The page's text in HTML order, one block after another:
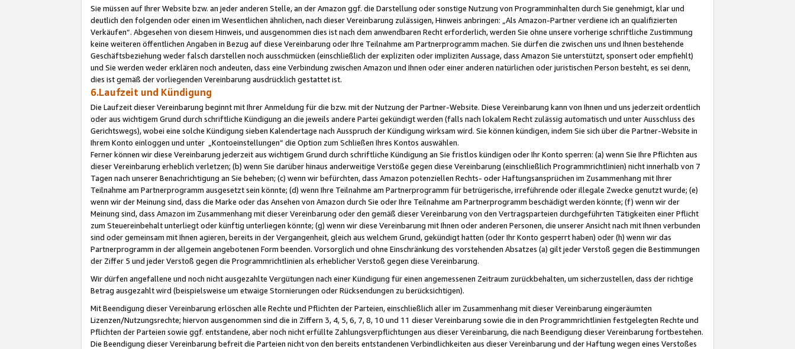
Sie müssen auf Ihrer Website bzw. an jeder anderen Stelle, an der Amazon ggf. die Darstellung oder sonstige Nutzung von Programminhalten durch Sie genehmigt, klar und
deutlich den folgenden oder einen im Wesentlichen ähnlichen, nach dieser Vereinbarung zulässigen, Hinweis anbringen: „Als Amazon-Partner verdiene ich an qualifizierten
Verkäufen“. Abgesehen von diesem Hinweis, und ausgenommen dies ist nach dem anwendbaren Recht erforderlich, werden Sie ohne unsere vorherige schriftliche Zustimmung
keine weiteren öffentlichen Angaben in Bezug auf diese Vereinbarung oder Ihre Teilnahme am Partnerprogramm machen. Sie dürfen die zwischen uns und Ihnen bestehende
Geschäftsbeziehung weder falsch darstellen noch ausschmücken (einschließlich der expliziten oder impliziten Aussage, dass Amazon Sie unterstützt, sponsert oder empfiehlt)
und Sie werden weder erklären noch andeuten, dass eine Verbindung zwischen Amazon und Ihnen oder einer anderen natürlichen oder juristischen Person besteht, es sei denn,
dies ist gemäß der vorliegenden Vereinbarung ausdrücklich gestattet ist.
6.Laufzeit und Kündigung
Die Laufzeit dieser Vereinbarung beginnt mit Ihrer Anmeldung für die bzw. mit der Nutzung der Partner-Website. Diese Vereinbarung kann von Ihnen und uns jederzeit ordentlich
oder aus wichtigem Grund durch schriftliche Kündigung an die jeweils andere Partei gekündigt werden (falls nach lokalem Recht zulässig automatisch und unter Ausschluss des
Gerichtswegs), wobei eine solche Kündigung sieben Kalendertage nach Ausspruch der Kündigung wirksam wird. Sie können kündigen, indem Sie sich über die Partner-Website in
Ihrem Konto einloggen und unter „Kontoeinstellungen“ die Option zum Schließen Ihres Kontos auswählen.
Ferner können wir diese Vereinbarung jederzeit aus wichtigem Grund durch schriftliche Kündigung an Sie fristlos kündigen oder Ihr Konto sperren: (a) wenn Sie Ihre Pflichten aus
dieser Vereinbarung erheblich verletzen; (b) wenn Sie darüber hinaus anderweitige Verstöße gegen diese Vereinbarung (einschließlich Programmrichtlinien) nicht innerhalb von 7
Tagen nach unserer Benachrichtigung an Sie beheben; (c) wenn wir befürchten, dass Amazon potenziellen Rechts- oder Haftungsansprüchen im Zusammenhang mit Ihrer
Teilnahme am Partnerprogramm ausgesetzt sein könnte; (d) wenn Ihre Teilnahme am Partnerprogramm für betrügerische, irreführende oder illegale Zwecke genutzt wurde; (e)
wenn wir der Meinung sind, dass die Marke oder das Ansehen von Amazon durch Sie oder Ihre Teilnahme am Partnerprogramm beschädigt werden könnte; (f) wenn wir der
Meinung sind, dass Amazon im Zusammenhang mit dieser Vereinbarung oder den gemäß dieser Vereinbarung von den Vertragsparteien durchgeführten Tätigkeiten einer Pflicht
zum Steuereinbehalt unterliegt oder künftig unterliegen könnte; (g) wenn wir diese Vereinbarung mit Ihnen oder anderen Personen, die unserer Ansicht nach mit Ihnen verbunden
sind oder gemeinsam mit Ihnen agieren, bereits in der Vergangenheit, gleich aus welchem Grund, gekündigt hatten (oder Ihr Konto gesperrt haben) oder (h) wenn wir das
Partnerprogramm in der allgemein angebotenen Form beenden. Vorsorglich und ohne Einschränkung des vorstehenden Absatzes (a) gilt jeder Verstoß gegen die Bestimmungen
der Ziffer 5 und jeder Verstoß gegen die Programmrichtlinien als erheblicher Verstoß gegen diese Vereinbarung.
Wir dürfen angefallene und noch nicht ausgezahlte Vergütungen nach einer Kündigung für einen angemessenen Zeitraum zurückbehalten, um sicherzustellen, dass der richtige
Betrag ausgezahlt wird (beispielsweise um etwaige Stornierungen oder Rücksendungen zu berücksichtigen).
Mit Beendigung dieser Vereinbarung erlöschen alle Rechte und Pflichten der Parteien, einschließlich aller im Zusammenhang mit dieser Vereinbarung eingeräumten
Lizenzen/Nutzungsrechte; hiervon ausgenommen sind die in Ziffern 3, 4, 5, 6, 7, 8, 10 und 11 dieser Vereinbarung sowie die in den Programmrichtlinien festgelegten Rechte und
Pflichten der Parteien sowie ggf. entstandene, aber noch nicht erfüllte Zahlungsverpflichtungen aus dieser Vereinbarung, die nach Beendigung dieser Vereinbarung fortbestehen.
Die Beendigung dieser Vereinbarung befreit die Parteien nicht von den bereits entstandenen Verbindlichkeiten aus dieser Vereinbarung und der Haftung wegen eines Verstoßes